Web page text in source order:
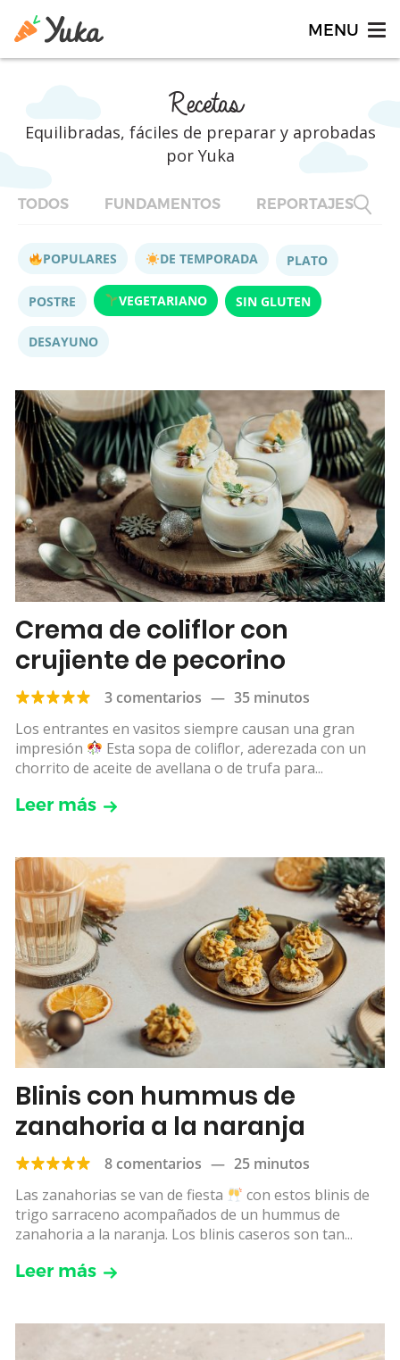
Recetas
Equilibradas, fáciles de preparar y aprobadas
por Yuka
TODOS FUNDAMENTOS REPORTAJES
POPULARES DE TEMPORADA PLATO
POSTRE VEGETARIANO SIN GLUTEN
DESAYUNO
Crema de coliflor con
crujiente de pecorino
3 comentarios — 35 minutos
Los entrantes en vasitos siempre causan una gran
impresión
Esta sopa de coliflor, aderezada con un
chorrito de aceite de avellana o de trufa para...
Leer más
Blinis con hummus de
zanahoria a la naranja
8 comentarios — 25 minutos
Las zanahorias se van de fiesta
con estos blinis de
trigo sarraceno acompañados de un hummus de
zanahoria a la naranja. Los blinis caseros son tan...
Leer más